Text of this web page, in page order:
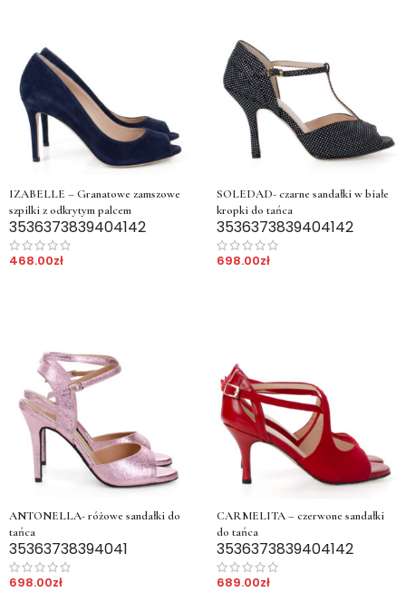
IZABELLE – Granatowe zamszowe
szpilki z odkrytym palcem
3536373839404142
468.00zł
SOLEDAD- czarne sandałki w białe
kropki do tańca
3536373839404142
698.00zł
ANTONELLA- różowe sandałki do
tańca
35363738394041
698.00zł
CARMELITA – czerwone sandałki
do tańca
3536373839404142
689.00zł